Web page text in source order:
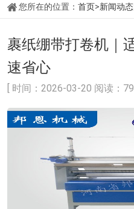
您所在的位置： 首页>新闻动态
裹纸绷带打卷机｜
速省心
[ 时间：2026-03-20 阅读：